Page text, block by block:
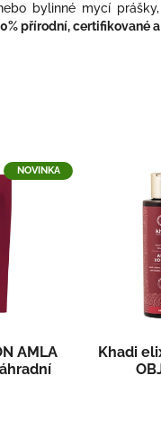
bylinné mycí
přírodní, certifikované
NOVINKA
AMLA
Khadi